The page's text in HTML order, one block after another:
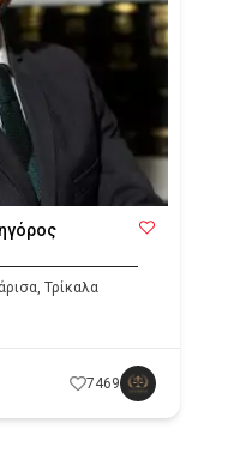
, Τρίκαλα
7469